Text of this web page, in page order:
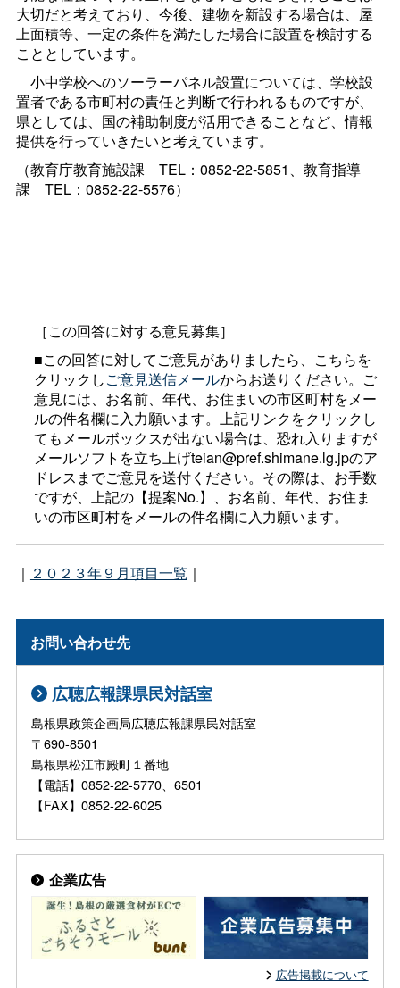
大切だと考えており、今後、建物を新設する場合は、屋
上面積等、一定の条件を満たした場合に設置を検討する
こととしています。
小中学校へのソーラーパネル設置については、学校設
置者である市町村の責任と判断で行われるものですが、
県としては、国の補助制度が活用できることなど、情報
提供を行っていきたいと考えています。
（教育庁教育施設課 TEL：0852-22-5851、教育指導
課 TEL：0852-22-5576）
［この回答に対する意見募集］
■この回答に対してご意見がありましたら、こちらを
クリックしご意見送信メールからお送りください。ご
意見には、お名前、年代、お住まいの市区町村をメー
ルの件名欄に入力願います。上記リンクをクリックし
てもメールボックスが出ない場合は、恐れ入りますが
メールソフトを立ち上げteian@pref.shimane.lg.jpのア
ドレスまでご意見を送付ください。その際は、お手数
ですが、上記の【提案No.】、お名前、年代、お住ま
いの市区町村をメールの件名欄に入力願います。
｜ ２０２３年９月項目一覧 ｜
お問い合わせ先
広聴広報課県民対話室
島根県政策企画局広聴広報課県民対話室
〒690-8501
島根県松江市殿町１番地
【電話】0852-22-5770、6501
【FAX】0852-22-6025
企業広告
広告掲載について